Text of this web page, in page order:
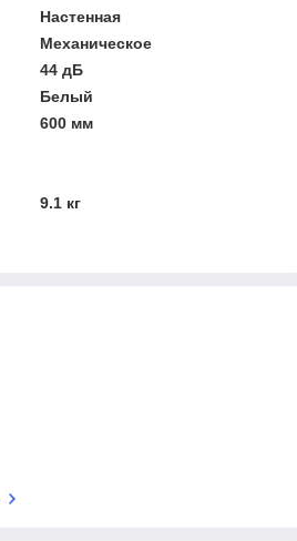
Настенная
Механическое
44 дБ
Белый
600 мм
9.1 кг